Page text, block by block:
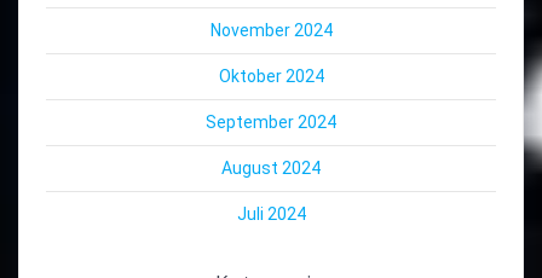
November 2024
Oktober 2024
September 2024
August 2024
Juli 2024